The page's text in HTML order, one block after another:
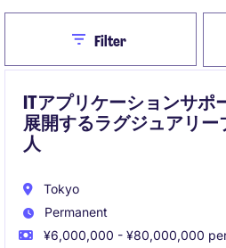
CloseFilter
ITアプリケーションサポ
展開するラグジュアリ
人
Tokyo
Permanent
¥6,000,000 - ¥80,000,000